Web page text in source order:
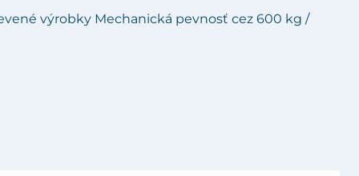
výrobky Mechanická pevnosť cez 600 kg /